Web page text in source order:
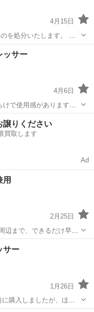
4月15日
を処分いたします。 値
ので早いもの勝ちです。
エレベーターはありま
ボックス
ッサー
4月6日
けで使用感があります
込みで
譲りください
買取します
Ad
用
2月25日
す。 よろしくおねがいし
サー
1月26日
購入しましたが、ほぼ
の時受けた傷？が少々見